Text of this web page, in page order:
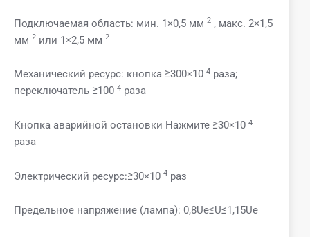
Подключаемая область: мин. 1×0,5 мм 2 , макс. 2×1,5
мм 2 или 1×2,5 мм 2
Механический ресурс: кнопка ≥300×10 4 раза;
переключатель ≥100 4 раза
Кнопка аварийной остановки Нажмите ≥30×10 4
раза
Электрический ресурс:≥30×10 4 раз
Предельное напряжение (лампа): 0,8Ue≤U≤1,15Ue